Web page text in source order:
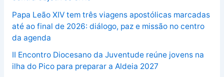
Papa Leão XIV tem três viagens apostólicas marcadas
até ao final de 2026: diálogo, paz e missão no centro
da agenda
II Encontro Diocesano da Juventude reúne jovens na
ilha do Pico para preparar a Aldeia 2027